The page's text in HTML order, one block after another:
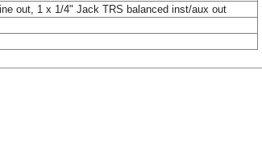
out, 1 x 1/4" Jack TRS balanced inst/aux out